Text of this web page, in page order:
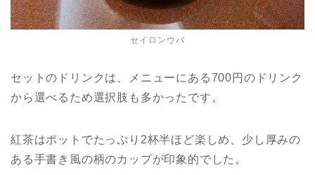
セイロンウバ
セットのドリンクは、メニューにある700円のドリンク
から選べるため選択肢も多かったです。
紅茶はポットでたっぷり2杯半ほど楽しめ、少し厚みの
ある手書き風の柄のカップが印象的でした。